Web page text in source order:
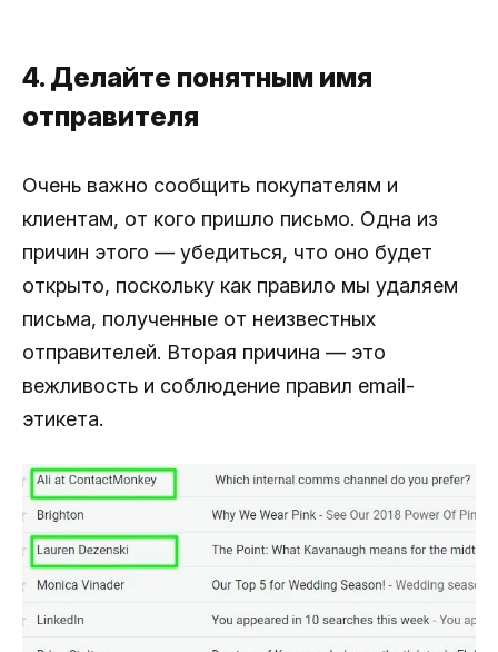
4. Делайте понятным имя
отправителя
Очень важно сообщить покупателям и
клиентам, от кого пришло письмо. Одна из
причин этого — убедиться, что оно будет
открыто, поскольку как правило мы удаляем
письма, полученные от неизвестных
отправителей. Вторая причина — это
вежливость и соблюдение правил email-
этикета.